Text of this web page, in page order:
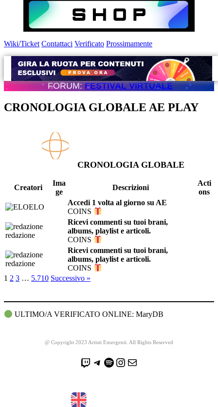
Wiki/Ticket Contattaci Verificato Prossimamente
FORUM:FESTIVAL VIRTUALE
CRONOLOGIA GLOBALE AE PLAY
CRONOLOGIA GLOBALE
Creatori
Ima
ge
Descrizioni
Acti
ons
ELO
Accedi 1 volta al giorno su AE
COINS
redazione
Ricevi commenti su tuoi brani,
albums, playlist e articoli.
COINS
redazione
Ricevi commenti su tuoi brani,
albums, playlist e articoli.
COINS
1 2 3 … 5.710 Successivo »
ULTIMO/A VERIFICATO ONLINE: MaryDB
@ Copyright 2023 Artisti Emergenti. All Rights Reserved
Twitch Telegram Spotify Instagram Email